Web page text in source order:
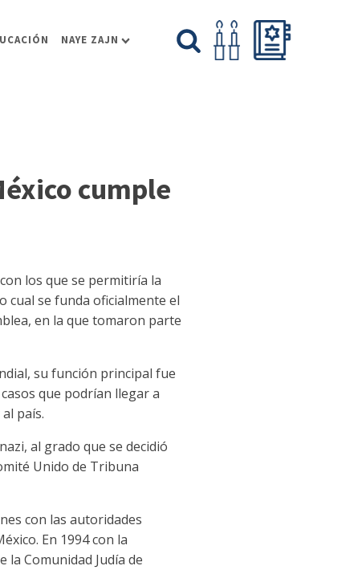
NAYE ZAJN
cumple
los que se permitiría la
cual se funda oficialmente el
en la que tomaron parte
su función principal fue
que podrían llegar a
país.
al grado que se decidió
Unido de Tribuna
con las autoridades
En 1994 con la
la Comunidad Judía de